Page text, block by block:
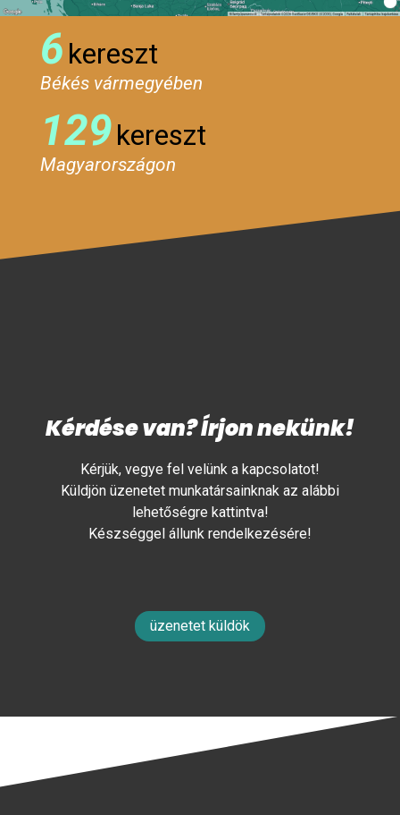
6 kereszt
Békés vármegyében
129kereszt
Magyarországon
Kérdése van? Írjon nekünk!
Kérjük, vegye fel velünk a kapcsolatot!
Küldjön üzenetet munkatársainknak az alábbi
lehetőségre kattintva!
Készséggel állunk rendelkezésére!
üzenetet küldök